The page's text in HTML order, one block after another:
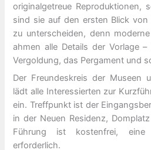
originalgetreue Reproduktionen,
sind sie auf den ersten Blick
zu unterscheiden, denn
ahmen alle Details der Vorlage
Vergoldung, das Pergament und
Der Freundeskreis der Museen
lädt alle Interessierten zur
ein. Treffpunkt ist der
in der Neuen Residenz,
Führung ist kostenfrei,
erforderlich.